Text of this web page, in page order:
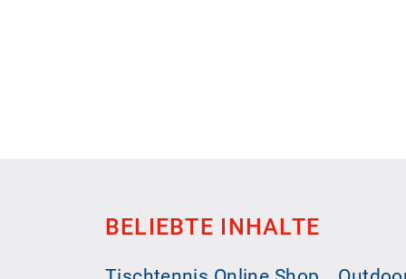
BELIEBTE INHALTE